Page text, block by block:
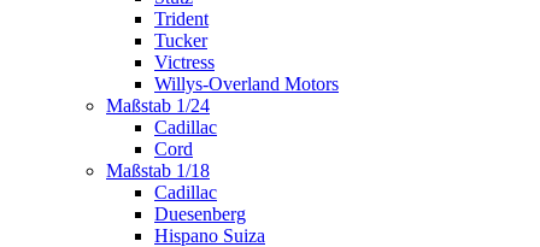
Trident
Tucker
Victress
Willys-Overland Motors
Maßstab 1/24
Cadillac
Cord
Maßstab 1/18
Cadillac
Duesenberg
Hispano Suiza